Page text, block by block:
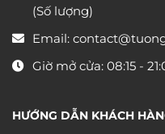
(Số lượng)
Email:
Giờ mở cửa: 08:15 -
HƯỚNG DẪN KHÁCH